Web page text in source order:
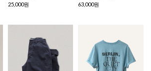
25,000원 63,000원